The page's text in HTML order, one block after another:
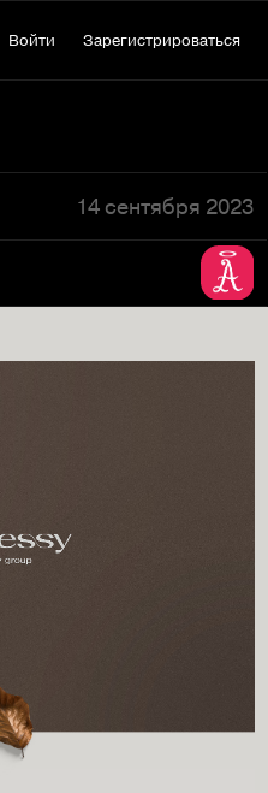
Войти Зарегистрироваться
14 сентября 2023